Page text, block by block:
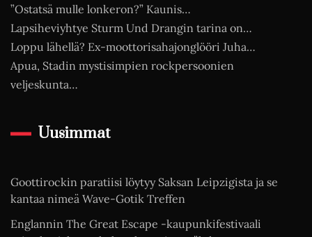
”Ostatsä mulle lonkeron?” Kaunis…
Lapsiheviyhtye Sturm Und Drangin tarina on…
Loppu lähellä? Ex-moottorisahajonglööri Juha…
Apua, Stadin mystisimpien rockpersoonien
veljeskunta…
Uusimmat
Goottirockin paratiisi löytyy Saksan Leipzigista ja se
kantaa nimeä Wave-Gotik Treffen
Englannin The Great Escape -kaupunkifestivaali